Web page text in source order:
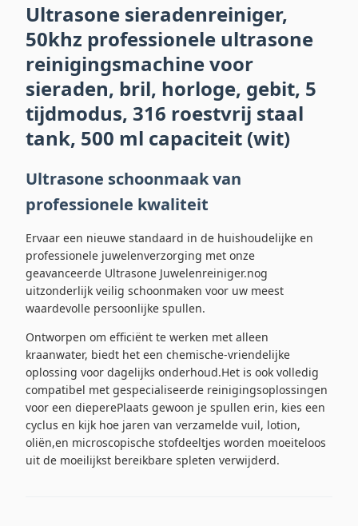
Ultrasone sieradenreiniger,
50khz professionele ultrasone
reinigingsmachine voor
sieraden, bril, horloge, gebit, 5
tijdmodus, 316 roestvrij staal
tank, 500 ml capaciteit (wit)
Ultrasone schoonmaak van
professionele kwaliteit
Ervaar een nieuwe standaard in de huishoudelijke en
professionele juwelenverzorging met onze
geavanceerde Ultrasone Juwelenreiniger.nog
uitzonderlijk veilig schoonmaken voor uw meest
waardevolle persoonlijke spullen.
Ontworpen om efficiënt te werken met alleen
kraanwater, biedt het een chemische-vriendelijke
oplossing voor dagelijks onderhoud.Het is ook volledig
compatibel met gespecialiseerde reinigingsoplossingen
voor een dieperePlaats gewoon je spullen erin, kies een
cyclus en kijk hoe jaren van verzamelde vuil, lotion,
oliën,en microscopische stofdeeltjes worden moeiteloos
uit de moeilijkst bereikbare spleten verwijderd.